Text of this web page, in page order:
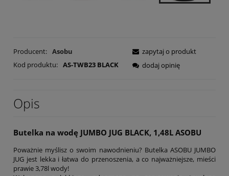
Producent: Asobu
Kod produktu: AS-TWB23 BLACK
zapytaj o produkt
dodaj opinię
Opis
Butelka na wodę JUMBO JUG BLACK, 1,48L ASOBU
Poważnie myślisz o swoim nawodnieniu? Butelka ASOBU JUMBO
JUG jest lekka i łatwa do przenoszenia, a co najważniejsze, mieści
prawie 3,78l wody!